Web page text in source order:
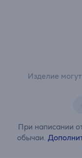
Изделие
При написании
обычаи.